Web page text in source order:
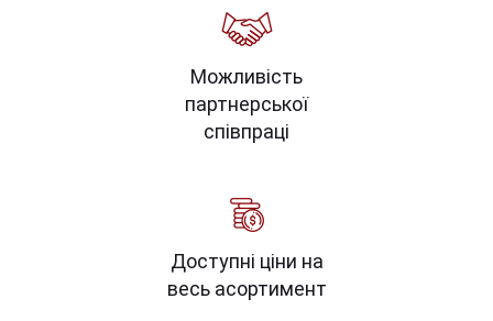
Можливість
партнерської
співпраці
Доступні ціни на
весь асортимент